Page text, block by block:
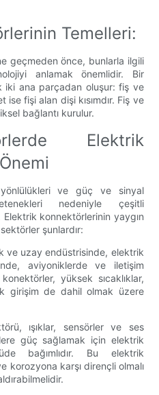
Temelleri:
geçmeden önce, bunlarla ilgili
anlamak önemlidir. Bir
iki ana parçadan oluşur: fiş ve
ise fişi alan dişi kısımdır. Fiş ve
bağlantı kurulur.
Elektrik
ve güç ve sinyal
nedeniyle çeşitli
konnektörlerinin yaygın
şunlardır:
ve uzay endüstrisinde, elektrik
aviyoniklerde ve iletişim
yüksek sıcaklıklar,
girişim de dahil olmak üzere
ışıklar, sensörler ve ses
güç sağlamak için elektrik
bağımlıdır. Bu elektrik
korozyona karşı dirençli olmalı